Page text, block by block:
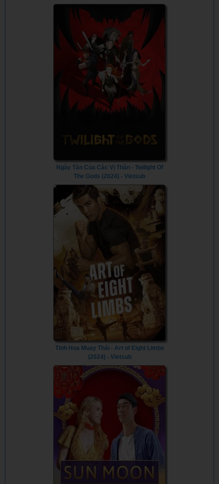
Ngày Tàn Của Các Vị Thần - Twilight Of
The Gods (2024) - Vietsub
Tinh Hoa Muay Thái - Art of Eight Limbs
(2024) - Vietsub